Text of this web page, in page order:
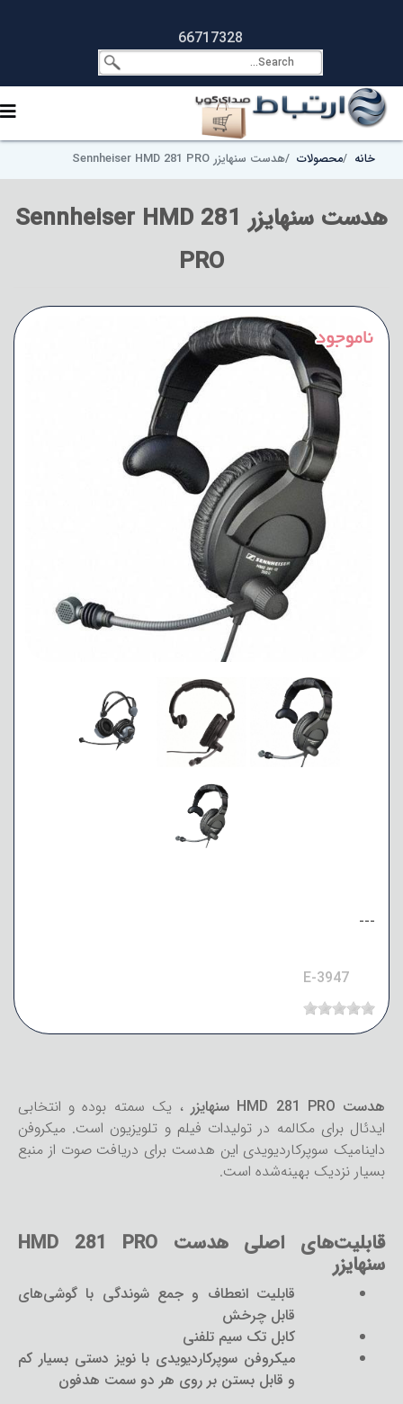
66717328
خانه محصولات هدست سنهایزر Sennheiser HMD 281 PRO
هدست سنهایزر Sennheiser HMD 281
PRO
---
E-3947
هدست HMD 281 PRO سنهایزر
، یک سمته بوده و انتخابی
ایدئال برای مکالمه در تولیدات فیلم و تلویزیون است. میکروفن
داینامیک سوپرکاردیویدی این هدست برای دریافت صوت از منبع
بسیار نزدیک بهینه‌شده است.
قابلیت‌های اصلی هدست HMD 281 PRO
سنهایزر
قابلیت انعطاف و جمع شوندگی با گوشی‌های
قابل چرخش
کابل تک سیم تلفنی
میکروفن سوپرکاردیویدی با نویز دستی بسیار کم
و قابل بستن بر روی هر دو سمت هدفون